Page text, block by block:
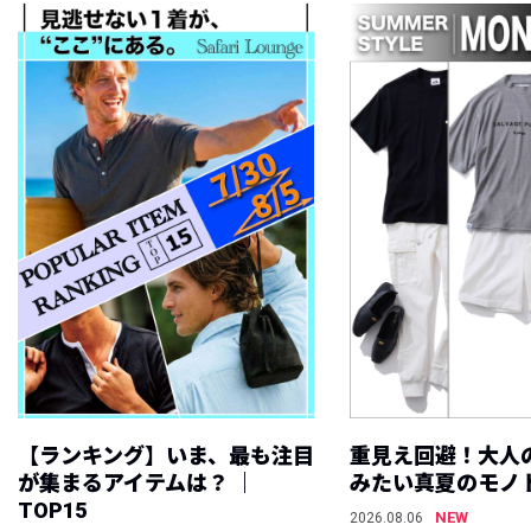
【ランキング】いま、最も注目
が集まるアイテムは？ ｜
TOP15
重見え回避！大人
みたい真夏のモノ
2026.08.06
NEW